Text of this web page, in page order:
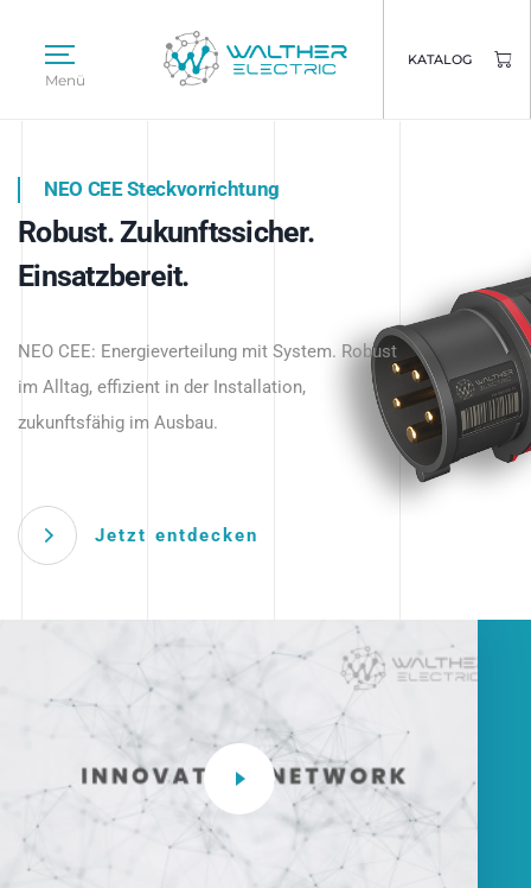
Menü
KATALOG
Intelligente Stromverteilung
beginnt hier.
NEO CEE Steckvorrichtung
Robust. Zukunftssicher.
Einsatzbereit.
NEO CEE: Energieverteilung mit System. Robust
im Alltag, effizient in der Installation,
zukunftsfähig im Ausbau.
Jetzt entdecken
Intelligenz trifft Energie.
Anwendungen – robust, IP-geschützt und
zukunftsfähig.